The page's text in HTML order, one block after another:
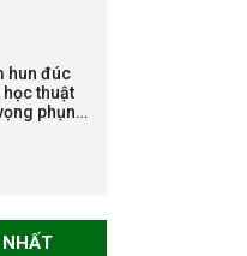
dụng
người
môn dùng
hun đúc
thuật
phụng